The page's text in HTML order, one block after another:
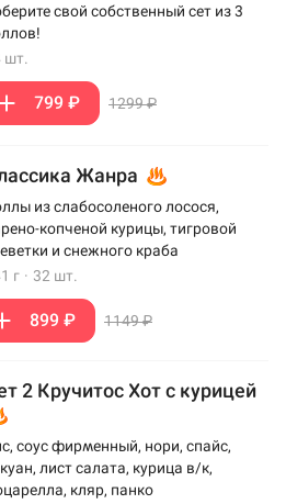
свой собственный сет из 3
шт.
799 ₽ 1299 ₽
Жанра
из слабосоленого лосося,
копченой курицы, тигровой
и снежного краба
г · 32 шт.
899 ₽ 1149 ₽
2 Кручитос Хот с курицей
соус фирменный, нори, спайс,
лист салата, курица в/к,
кляр, панко